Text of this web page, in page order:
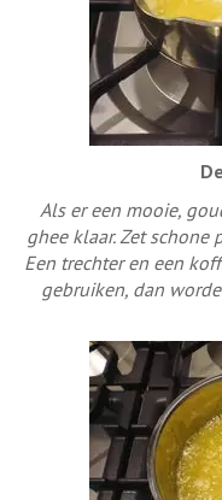
Als er een mooie,
ghee klaar. Zet
Een trechter en een
gebruiken, dan